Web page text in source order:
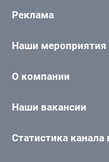
Реклама
Наши мероприятия
О компании
Наши вакансии
Статистика канала